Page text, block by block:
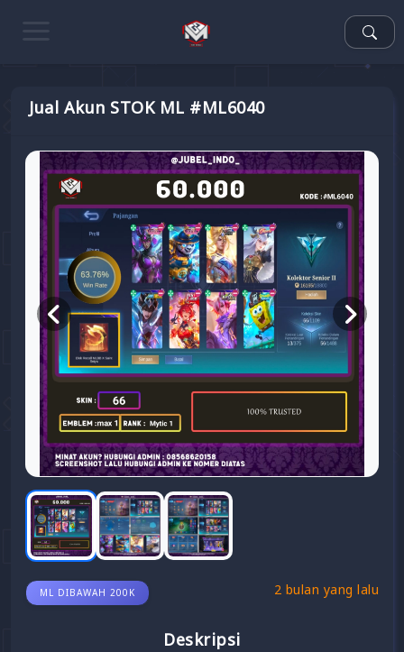
Jual Akun STOK ML #ML6040
ML DIBAWAH 200K 2 bulan yang lalu
Deskripsi